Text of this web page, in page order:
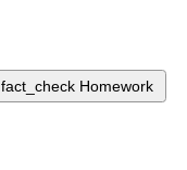
fact_check Homework